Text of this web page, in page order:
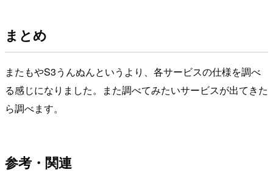
まとめ
またもやS3うんぬんというより、各サービスの仕様を調べ
る感じになりました。また調べてみたいサービスが出てきた
ら調べます。
参考・関連